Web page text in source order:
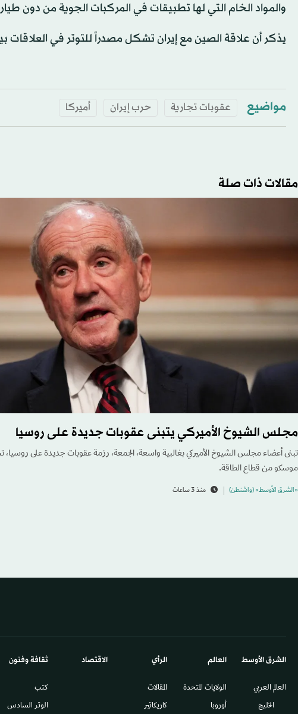
والمواد الخام التي لها تطبيقات في المركبات الجوية من دون
يذكر أن علاقة الصين مع إيران تشكل مصدراً للتوتر في
مواضيع عقوبات تجارية حرب إيران أميركا
مقالات ذات صلة
مجلس الشيوخ الأميركي يتبنى عقوبات جديدة على روسيا
تبنى أعضاء مجلس الشيوخ الأميركي بغالبية واسعة، الجمعة، رزمة عقوبات جديدة على
موسكو من قطاع الطاقة.
«الشرق الأوسط» (واشنطن) منذ 3 ساعات
الشرق الأوسط​
العالم العربي
الخليج
العالم
الولايات المتحدة
أوروبا
الرأي
المقالات
كاريكاتير
الاقتصاد ثقافة وفنون
كتب
الوتر السادس​